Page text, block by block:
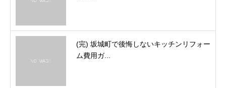
(完) 坂城町で後悔しないキッチンリフォー
ム費用ガ...